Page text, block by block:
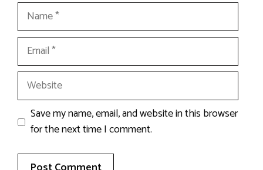
Name
Email
Website
Save my name, email, and website in this browser
for the next time I comment.